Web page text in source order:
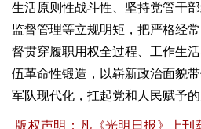
生活原则性战斗性、坚持党管干
监督管理等立规明矩，把严格经
督贯穿履职用权全过程、工作生
伍革命性锻造，以崭新政治面貌
军队现代化，扛起党和人民赋予的
版权声明：凡《光明日报》上刊